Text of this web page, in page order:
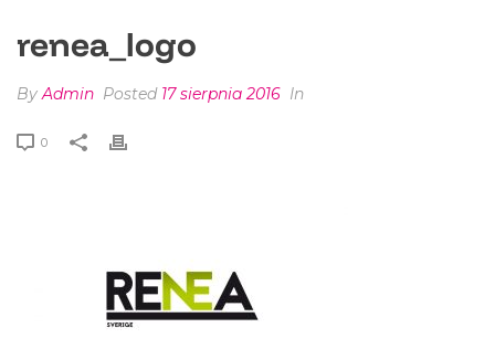
renea_logo
By Admin Posted 17 sierpnia 2016 In
0